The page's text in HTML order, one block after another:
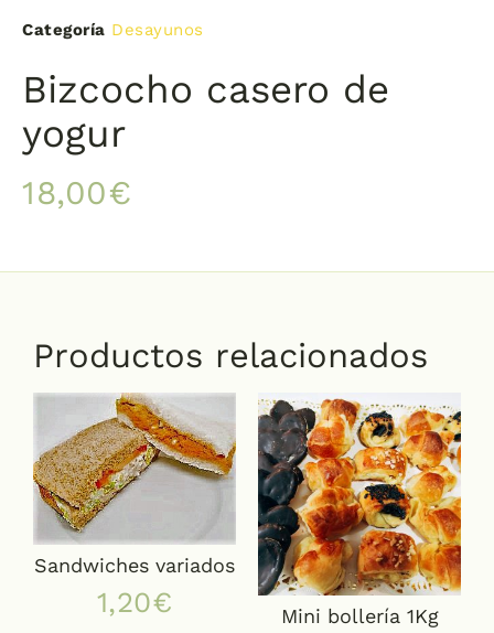
Categoría Desayunos
Bizcocho casero de
yogur
18,00€
Productos relacionados
Sandwiches variados
1,20€ Mini bollería 1Kg